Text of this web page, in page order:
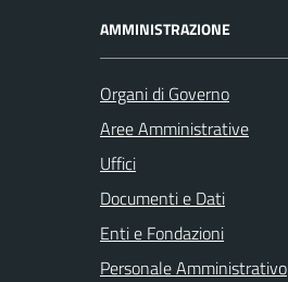
AMMINISTRAZIONE
Organi di Governo
Aree Amministrative
Uffici
Documenti e Dati
Enti e Fondazioni
Personale Amministrativo